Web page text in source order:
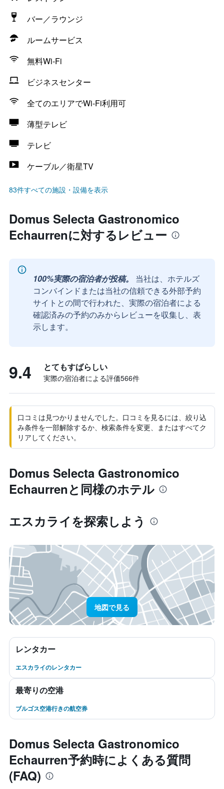
バー／ラウンジ
ルームサービス
無料Wi-Fi
ビジネスセンター
全てのエリアでWi-Fi利用可
薄型テレビ
テレビ
ケーブル／衛星TV
83件すべての施設・設備を表示
Domus Selecta Gastronomico
Echaurrenに対するレビュー
100%実際の宿泊者が投稿。
当社は、ホテルズ
コンバインドまたは当社の信頼できる外部予約
サイトとの間で行われた、実際の宿泊者による
確認済みの予約のみからレビューを収集し、表
示します。
9.4 とてもすばらしい
実際の宿泊者による評価566​件
口コミは見つかりませんでした。口コミを見るには、絞り込
み条件を一部解除するか、検索条件を変更、またはすべてク
リアしてください。
Domus Selecta Gastronomico
Echaurrenと同様のホテル
エスカライ​を探索しよう
地図で見る
レンタカー
エスカライのレンタカー
最寄りの空港
ブルゴス空港行きの航空券
Domus Selecta Gastronomico
Echaurren予約時によくある質問
(FAQ)